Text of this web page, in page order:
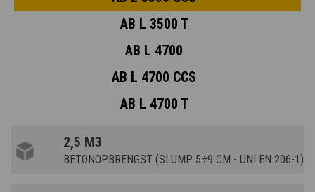
AB L 3500 T
AB L 4700
AB L 4700 CCS
AB L 4700 T
2,5 M3
BETONOPBRENGST (SLUMP 5÷9 CM - UNI EN 206-1)